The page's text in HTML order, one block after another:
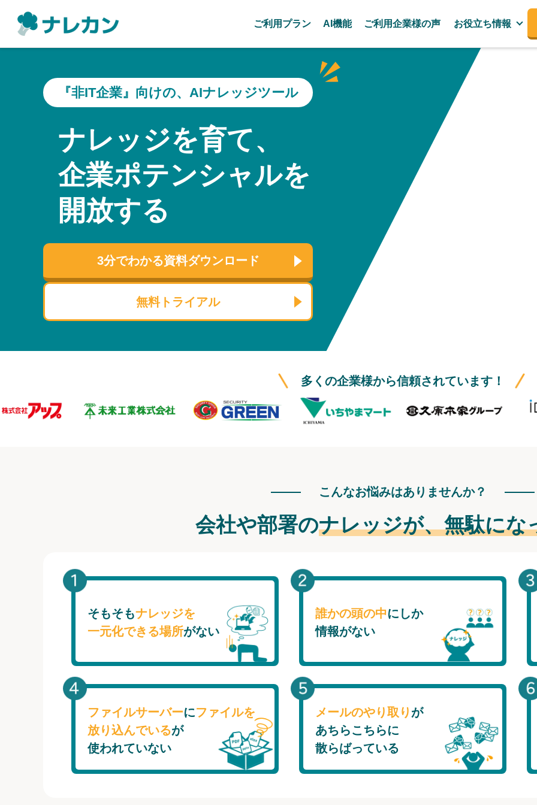
ご利用プラン AI機能 ご利用企業様の声 お役立ち情報
『非IT企業』向けの、AIナレッジツール
ナレッジを育て、
企業ポテンシャルを
開放する
3分でわかる資料ダウンロード
無料トライアル
多くの企業様から信頼されています！
こんなお悩みはありませんか？
会社や部署のナレッジが、無駄にな
そもそもナレッジを
一元化できる場所がない
誰かの頭の中にしか
情報がない
ファイルサーバーにファイルを
放り込んでいるが
使われていない
メールのやり取り が
あちらこちらに
散らばっている